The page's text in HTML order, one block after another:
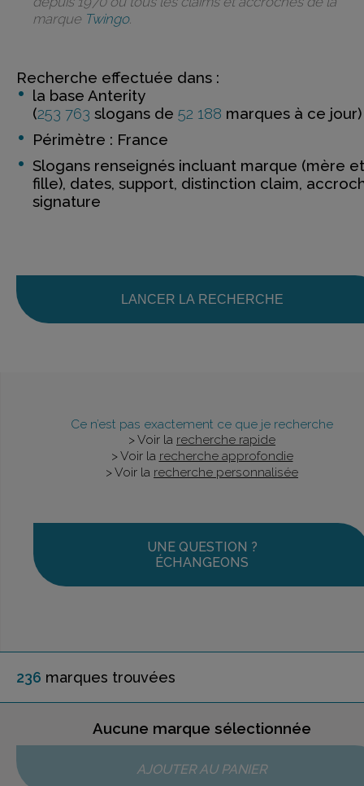
marque Twingo.
Recherche effectuée dans :
la base Anterity
(253 763 slogans de 52 188 marques à ce jour)
Périmètre : France
Slogans renseignés incluant marque (mère et
fille), dates, support, distinction claim,
signature
LANCER LA RECHERCHE
Ce n’est pas exactement ce que je recherche
> Voir la recherche rapide
> Voir la recherche approfondie
> Voir la recherche personnalisée
UNE QUESTION ?
ÉCHANGEONS
236 marques trouvées
Aucune marque sélectionnée
AJOUTER AU PANIER